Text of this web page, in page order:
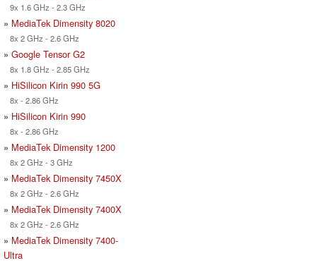
9x 1.6 GHz - 2.3 GHz
» MediaTek Dimensity 8020
8x 2 GHz - 2.6 GHz
» Google Tensor G2
8x 1.8 GHz - 2.85 GHz
» HiSilicon Kirin 990 5G
8x - 2.86 GHz
» HiSilicon Kirin 990
8x - 2.86 GHz
» MediaTek Dimensity 1200
8x 2 GHz - 3 GHz
» MediaTek Dimensity 7450X
8x 2 GHz - 2.6 GHz
» MediaTek Dimensity 7400X
8x 2 GHz - 2.6 GHz
» MediaTek Dimensity 7400-
Ultra